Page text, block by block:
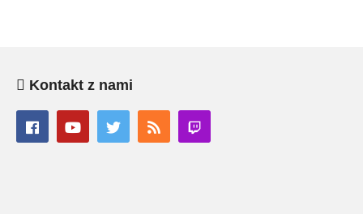
Kontakt z nami